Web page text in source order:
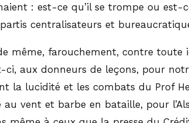
: est-ce qu’il se trompe ou est-
centralisateurs et
même, farouchement, contre toute
ci, aux donneurs de leçons, pour
la lucidité et les combats du Prof
vent et barbe en bataille, pour